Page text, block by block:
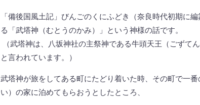
「備後国風土記」びんごのくにふどき（奈良時代初期に
る「武塔神（むとうのかみ）」という神様の話です。
（武塔神は、八坂神社の主祭神である牛頭天王（ごずて
と言われています。）
武塔神が旅をしてある町にたどり着いた時、その町で一
い）の家に泊めてもらおうとしたところ、